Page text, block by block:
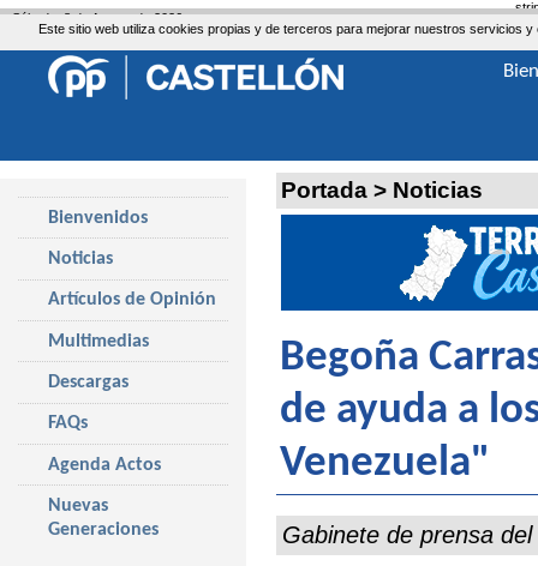
Este sitio web utiliza cookies propias y de terceros para mejorar nuestros servicios
Portada > Noticias
Begoña
de ayuda a
Venezuela"
Gabinete de prensa
Bienvenidos
Noticias
Artículos de Opinión
Multimedias
Descargas
FAQs
Agenda Actos
Nuevas
Generaciones
Sábado, 8 de Agosto de 2026